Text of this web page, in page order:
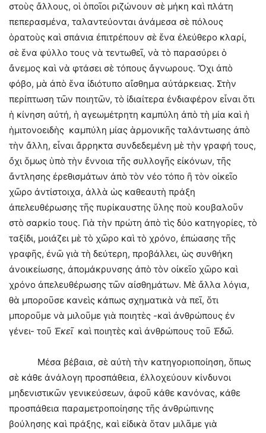
στοὺς ἄλλους, οἱ ὁποῖοι ριζώνουν σὲ μήκη καὶ πλάτη
πεπερασμένα, ταλαντεύονται ἀνάμεσα σὲ πόλους
ὁρατοὺς καὶ σπάνια ἐπιτρέπουν σὲ ἕνα ἐλεύθερο κλαρί,
σὲ ἕνα φύλλο τους νὰ τεντωθεῖ, νὰ τὸ παρασύρει ὁ
ἄνεμος καὶ νὰ φτάσει σὲ τόπους ἄγνωρους. Ὄχι ἀπὸ
φόβο, μὰ ἀπὸ ἕνα ἰδιότυπο αἴσθημα αὐτάρκειας. Στὴν
περίπτωση τῶν ποιητῶν, τὸ ἰδιαίτερα ἐνδιαφέρον εἶναι ὅτι
ἡ κίνηση αὐτή, ἡ αγεωμέτρητη καμπύλη ἀπὸ τὴ μία καὶ ἡ
ἡμιτονοειδὴς καμπύλη μίας ἁρμονικῆς ταλάντωσης ἀπὸ
τὴν ἄλλη, εἶναι ἄρρηκτα συνδεδεμένη μὲ τὴν γραφή τους,
ὄχι ὅμως ὑπὸ τὴν ἔννοια τῆς συλλογῆς εἰκόνων, τῆς
ἄντλησης ἐρεθισμάτων ἀπὸ τὸν νέο τόπο ἢ τὸν οἰκεῖο
χῶρο ἀντίστοιχα, ἀλλὰ ὡς καθεαυτὴ πράξη
ἀπελευθέρωσης τῆς πυρίκαυστης ὕλης ποὺ κουβαλοῦν
στὸ σαρκίο τους. Γιὰ τὴν πρώτη ἀπὸ τὶς δύο κατηγορίες, τὸ
ταξίδι, μοιάζει μὲ τὸ χῶρο καὶ τὸ χρόνο, ἐπώασης τῆς
γραφῆς, ἐνῶ γιὰ τὴ δεύτερη, προβάλλει, ὡς συνθήκη
ἀνοικείωσης, ἀπομάκρυνσης ἀπὸ τὸν οἰκεῖο χῶρο καὶ
χρόνο ἀπελευθέρωσης τῶν αἰσθημάτων. Μὲ ἄλλα λόγια,
θὰ μποροῦσε κανεὶς κάπως σχηματικὰ νὰ πεῖ, ὅτι
μποροῦμε νὰ μιλοῦμε γιὰ ποιητὲς -καὶ ἀνθρώπους ἐν
γένει- τοῦ Ἐκεῖ καὶ ποιητὲς καὶ ἀνθρώπους τοῦ Ἐδῶ.
Μέσα βέβαια, σὲ αὐτὴ τὴν κατηγοριοποίηση, ὅπως
σὲ κάθε ἀνάλογη προσπάθεια, ἐλλοχεύουν κίνδυνοι
μηδενιστικῶν γενικεύσεων, ἀφοῦ κάθε κανόνας, κάθε
προσπάθεια παραμετροποίησης τῆς ἀνθρώπινης
βούλησης καὶ πράξης, καὶ εἰδικὰ ὅταν μιλᾶμε γιὰ